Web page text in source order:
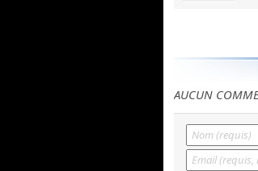
AUCUN